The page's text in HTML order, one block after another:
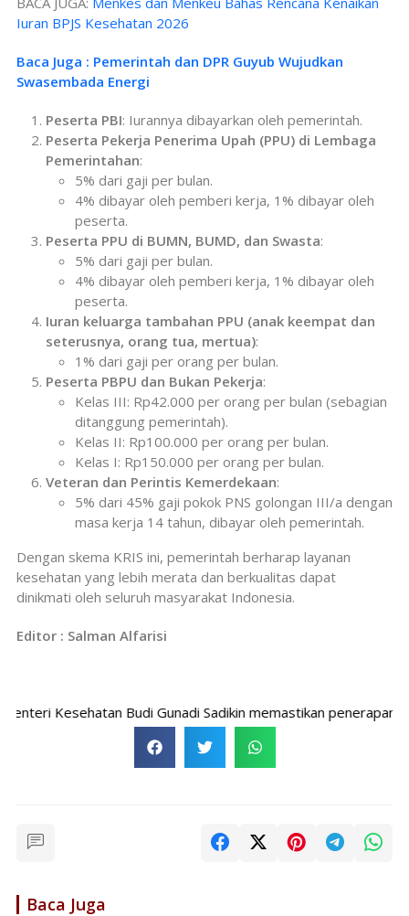
Iuran BPJS Kesehatan 2026
Baca Juga : Pemerintah dan DPR Guyub Wujudkan
Swasembada Energi
Peserta PBI: Iurannya dibayarkan oleh pemerintah.
Peserta Pekerja Penerima Upah (PPU) di Lembaga
Pemerintahan:
5% dari gaji per bulan.
4% dibayar oleh pemberi kerja, 1% dibayar oleh
peserta.
Peserta PPU di BUMN, BUMD, dan Swasta:
5% dari gaji per bulan.
4% dibayar oleh pemberi kerja, 1% dibayar oleh
peserta.
Iuran keluarga tambahan PPU (anak keempat dan
seterusnya, orang tua, mertua):
1% dari gaji per orang per bulan.
Peserta PBPU dan Bukan Pekerja:
Kelas III: Rp42.000 per orang per bulan (sebagian
ditanggung pemerintah).
Kelas II: Rp100.000 per orang per bulan.
Kelas I: Rp150.000 per orang per bulan.
Veteran dan Perintis Kemerdekaan:
5% dari 45% gaji pokok PNS golongan III/a dengan
masa kerja 14 tahun, dibayar oleh pemerintah.
Dengan skema KRIS ini, pemerintah berharap layanan
kesehatan yang lebih merata dan berkualitas dapat
dinikmati oleh seluruh masyarakat Indonesia.
Editor : Salman Alfarisi
Kesehatan Budi Gunadi Sadikin memastikan penerapan Kelas
Baca Juga